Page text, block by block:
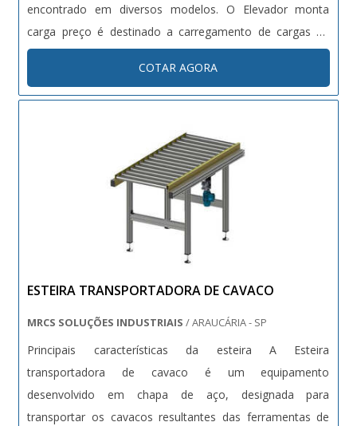
encontrado em diversos modelos. O Elevador monta
carga preço é destinado a carregamento de cargas de
peso leve a médio. - Capacidade de Carga de 10 kg a 300
kg dependendo da necessidade do Cliente. - Dimensões
da Cabine Acabada Adaptamos para q....
COTAR AGORA
ESTEIRA TRANSPORTADORA DE CAVACO
MRCS SOLUÇÕES INDUSTRIAIS / ARAUCÁRIA - SP
Principais características da esteira A Esteira
transportadora de cavaco é um equipamento
desenvolvido em chapa de aço, designada para
transportar os cavacos resultantes das ferramentas de